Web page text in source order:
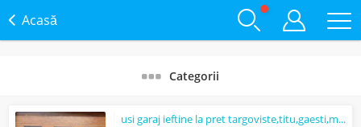
Acasă
Categorii
usi garaj ieftine la pret targoviste,titu,gaesti,moreni,pucioasa,fieni,racari